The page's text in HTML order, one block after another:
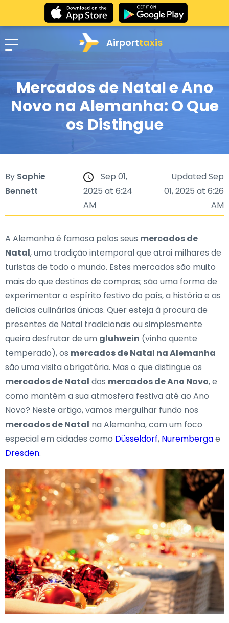
Airporttaxis
Mercados de Natal e Ano
Novo na Alemanha: O Que
os Distingue
By Sophie
Bennett
Sep 01,
2025 at 6:24
AM
Updated Sep
01, 2025 at 6:26
AM
A Alemanha é famosa pelos seus mercados de
Natal, uma tradição intemporal que atrai milhares de
turistas de todo o mundo. Estes mercados são muito
mais do que destinos de compras; são uma forma de
experimentar o espírito festivo do país, a história e as
delícias culinárias únicas. Quer esteja à procura de
presentes de Natal tradicionais ou simplesmente
queira desfrutar de um gluhwein (vinho quente
temperado), os mercados de Natal na Alemanha
são uma visita obrigatória. Mas o que distingue os
mercados de Natal dos mercados de Ano Novo, e
como mantêm a sua atmosfera festiva até ao Ano
Novo? Neste artigo, vamos mergulhar fundo nos
mercados de Natal na Alemanha, com um foco
especial em cidades como Düsseldorf, Nurembergae
Dresden.